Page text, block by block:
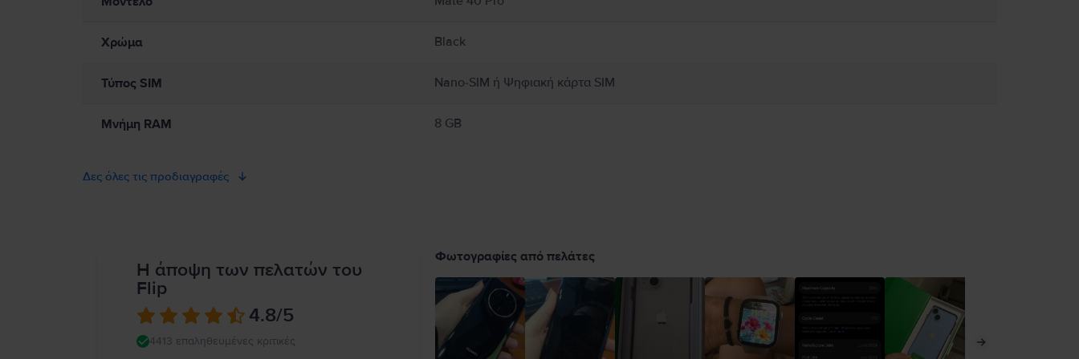
Χρώμα Black
Τύπος SIM Nano-SIM ή Ψηφιακή κάρτα SIM
Μνήμη RAM 8 GB
Δες όλες τις προδιαγραφές
Η άποψη των πελατών του
Flip
4.8/5
4413 επαληθευμένες κριτικές
Φωτογραφίες από πελάτες